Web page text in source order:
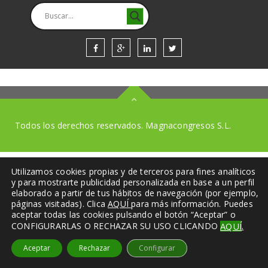
Todos los derechos reservados. Magnacongresos S.L.
Utilizamos cookies propias y de terceros para fines analíticos
y para mostrarte publicidad personalizada en base a un perfil
elaborado a partir de tus hábitos de navegación (por ejemplo,
páginas visitadas). ClicaAQUÍ para más información. Puedes
aceptar todas las cookies pulsando el botón “Aceptar” o
CONFIGURARLAS O RECHAZAR SU USO CLICANDOAQUÍ.
Aceptar Rechazar Configurar